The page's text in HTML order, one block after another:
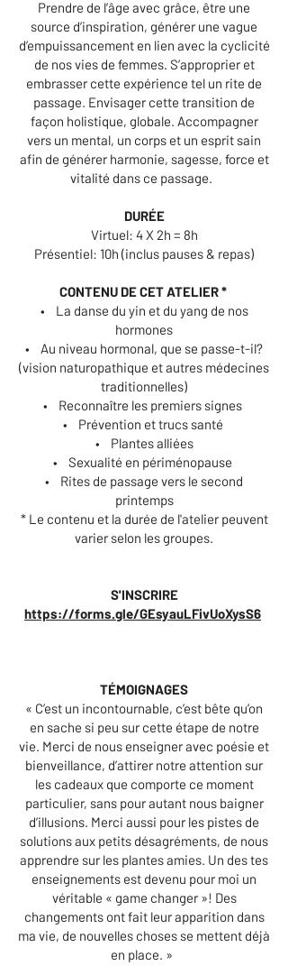
Prendre de l’âge avec grâce, être une
source d’inspiration, générer une vague
d’empuissancement en lien avec la cyclicité
de nos vies de femmes. S’approprier et
embrasser cette expérience tel un rite de
passage. Envisager cette transition de
façon holistique, globale. Accompagner
vers un mental, un corps et un esprit sain
afin de générer harmonie, sagesse, force et
vitalité dans ce passage.
DURÉE
Virtuel: 4 X 2h = 8h
Présentiel: 10h (inclus pauses & repas)
CONTENU DE CET ATELIER *
• La danse du yin et du yang de nos
hormones
• Au niveau hormonal, que se passe-t-il?
(vision naturopathique et autres médecines
traditionnelles)
• Reconnaître les premiers signes
• Prévention et trucs santé
• Plantes alliées
• Sexualité en périménopause
• Rites de passage vers le second
printemps
* Le contenu et la durée de l'atelier peuvent
varier selon les groupes.
S'INSCRIRE
https://forms.gle/GEsyauLFivUoXysS6
TÉMOIGNAGES
« C’est un incontournable, c’est bête qu’on
en sache si peu sur cette étape de notre
vie. Merci de nous enseigner avec poésie et
bienveillance, d’attirer notre attention sur
les cadeaux que comporte ce moment
particulier, sans pour autant nous baigner
d’illusions. Merci aussi pour les pistes de
solutions aux petits désagréments, de nous
apprendre sur les plantes amies. Un des tes
enseignements est devenu pour moi un
véritable « game changer »! Des
changements ont fait leur apparition dans
ma vie, de nouvelles choses se mettent déjà
en place. »